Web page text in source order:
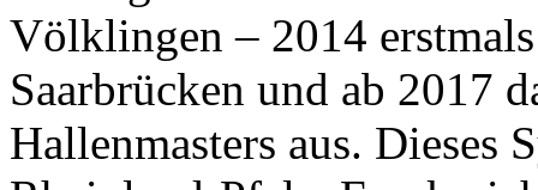
Völklingen – 2014
Saarbrücken und ab 2017
Hallenmasters aus. Dieses